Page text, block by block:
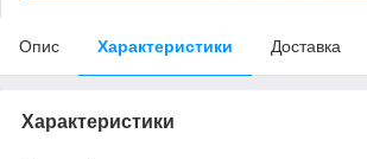
Опис Характеристики Доставка
Характеристики